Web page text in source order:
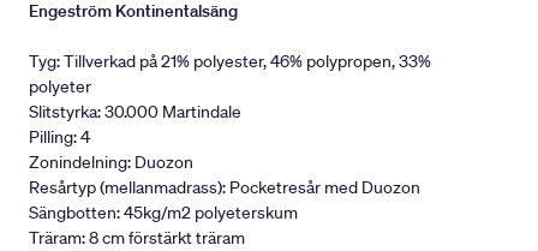
Engeström Kontinentalsäng
Tyg: Tillverkad på 21% polyester, 46% polypropen, 33%
polyeter
Slitstyrka: 30.000 Martindale
Pilling: 4
Zonindelning: Duozon
Resårtyp (mellanmadrass): Pocketresår med Duozon
Sängbotten: 45kg/m2 polyeterskum
Träram: 8 cm förstärkt träram